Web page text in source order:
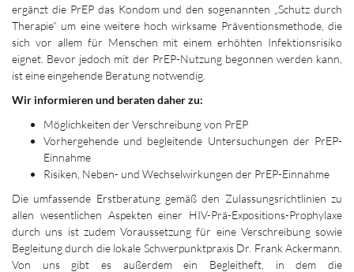
ergänzt die PrEP das Kondom und den sogenannten „Schutz durch
Therapie“ um eine weitere hoch wirksame Präventionsmethode, die
sich vor allem für Menschen mit einem erhöhten Infektionsrisiko
eignet. Bevor jedoch mit der PrEP-Nutzung begonnen werden kann,
ist eine eingehende Beratung notwendig.
Wir informieren und beraten daher zu:
Möglichkeiten der Verschreibung von PrEP
Vorhergehende und begleitende Untersuchungen der PrEP-
Einnahme
Risiken, Neben- und Wechselwirkungen der PrEP-Einnahme
Die umfassende Erstberatung gemäß den Zulassungsrichtlinien zu
allen wesentlichen Aspekten einer HIV-Prä-Expositions-Prophylaxe
durch uns ist zudem Voraussetzung für eine Verschreibung sowie
Begleitung durch die lokale Schwerpunktpraxis Dr. Frank Ackermann.
Von uns gibt es außerdem ein Begleitheft, in dem die